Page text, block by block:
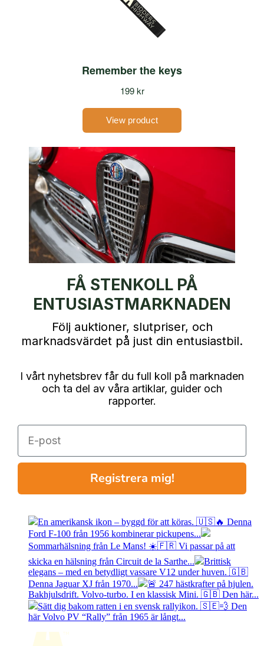
FÅ STENKOLL PÅ
ENTUSIASTMARKNADEN
Följ auktioner, slutpriser, och
marknadsvärdet på just din entusiastbil.
I vårt nyhetsbrev får du full koll på marknaden
och ta del av våra artiklar, guider och
rapporter.
E-post
Registrera mig!
En amerikansk ikon – byggd för att köras. 🇺🇸🔥 Denna
Ford F-100 från 1956 kombinerar pickupens...
Sommarhälsning från Le Mans! ☀️🇫🇷 Vi passar på att
skicka en hälsning från Circuit de la Sarthe...
Brittisk
elegans – med en betydligt vassare V12 under huven. 🇬🇧
Denna Jaguar XJ från 1970...
🚨 247 hästkrafter på hjulen.
Bakhjulsdrift. Volvo-turbo. I en klassisk Mini. 🇬🇧 Den här...
Sätt dig bakom ratten i en svensk rallyikon. 🇸🇪💨 Den
här Volvo PV “Rally” från 1965 är långt...